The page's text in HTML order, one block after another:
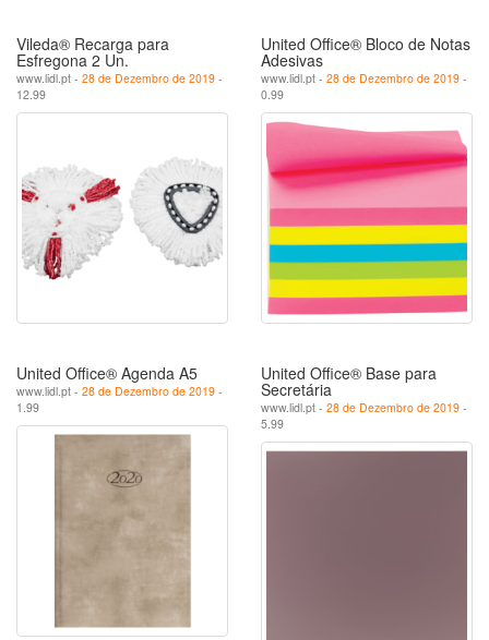
Vileda® Recarga para
Esfregona 2 Un.
www.lidl.pt - 28 de Dezembro de 2019 -
12.99
United Office® Bloco de Notas
Adesivas
www.lidl.pt - 28 de Dezembro de 2019 -
0.99
United Office® Agenda A5
www.lidl.pt - 28 de Dezembro de 2019 -
1.99
United Office® Base para
Secretária
www.lidl.pt - 28 de Dezembro de 2019 -
5.99